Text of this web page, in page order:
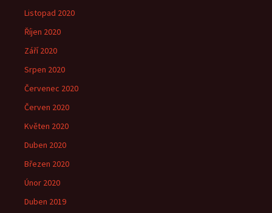
Listopad 2020
Říjen 2020
Září 2020
Srpen 2020
Červenec 2020
Červen 2020
Květen 2020
Duben 2020
Březen 2020
Únor 2020
Duben 2019